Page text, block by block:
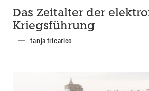
Das Zeitalter der
Kriegsführung
tanja tricarico